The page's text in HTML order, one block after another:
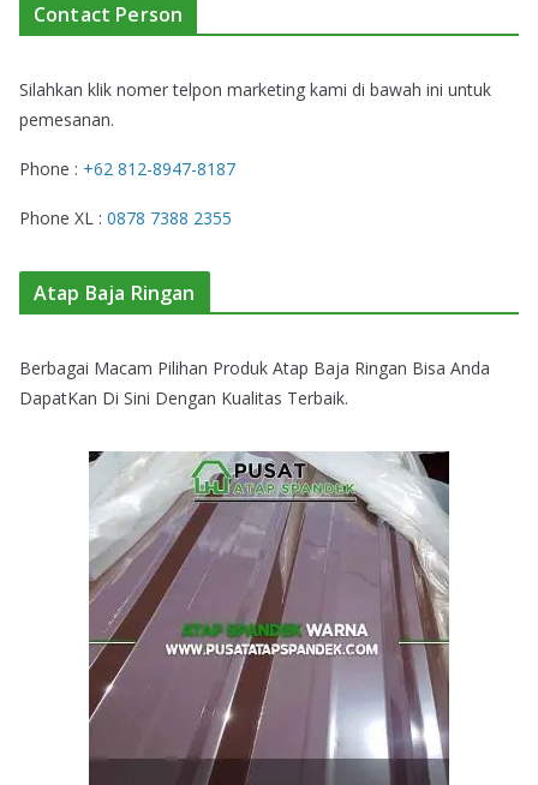
Contact Person
Silahkan klik nomer telpon marketing kami di bawah ini untuk
pemesanan.
Phone : +62 812-8947-8187
Phone XL : 0878 7388 2355
Atap Baja Ringan
Berbagai Macam Pilihan Produk Atap Baja Ringan Bisa Anda
DapatKan Di Sini Dengan Kualitas Terbaik.